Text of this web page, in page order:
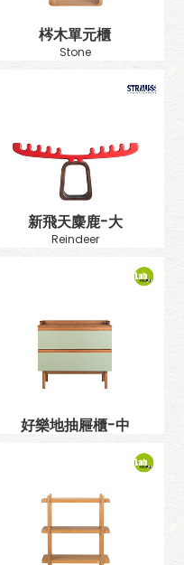
梣木單元櫃
Stone
新飛天麋鹿-大
Reindeer
好樂地抽屜櫃-中